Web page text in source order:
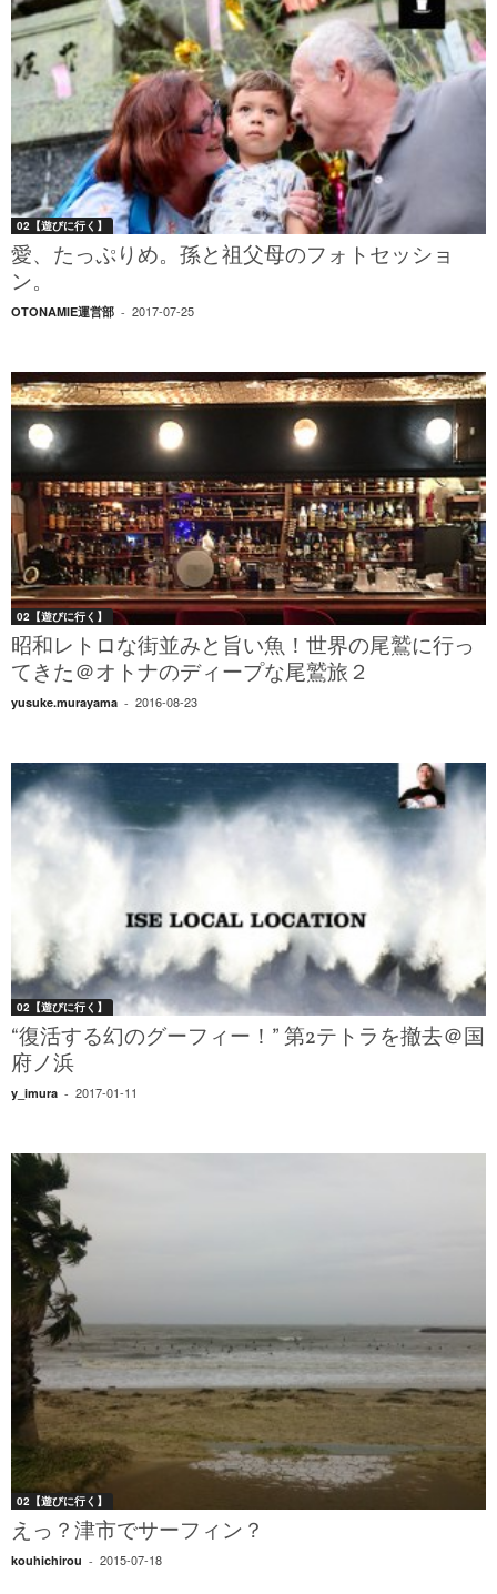
02【遊びに行く】
愛、たっぷりめ。孫と祖父母のフォトセッショ
ン。
OTONAMIE運営部 - 2017-07-25
02【遊びに行く】
昭和レトロな街並みと旨い魚！世界の尾鷲に行っ
てきた＠オトナのディープな尾鷲旅２
yusuke.murayama - 2016-08-23
02【遊びに行く】
“復活する幻のグーフィー！” 第2テトラを撤去＠国
府ノ浜
y_imura - 2017-01-11
02【遊びに行く】
えっ？津市でサーフィン？
kouhichirou - 2015-07-18